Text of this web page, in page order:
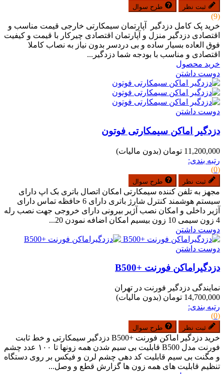
ثبت نظر طرح سوال
(9)
خرید پک کامل دزدگیر آپارتمان سیمکارتی خارجی قیمت مناسب و
اقتصادی دزدگیر منزل و آپارتمان اقتصادی چیرکار با قیمت و کیفیت
فوق العاده بسیار ساده و بی دردسر بدون نیاز به نصاب کاملا
اقتصادی و مناسب با بودجه شما دزدگیر...
خرید محصول
دوست داشتن
دوست داشتن
دزدگیر اماکن سیمکارتی فوتون
11,200,000 تومان
(بدون مالیات)
رتبه بندی:
(0)
ثبت نظر طرح سوال
مجهز به تلفن کننده سیمکارتی امکان اتصال باتری بک اپ دارای
سیستم هوشمند کنترل شارژ باتری دارای 6 حافظه تماس دارای
آژیر داخلی و امکان نصب آژیر بیرونی دارای خروجی جهت نصب رله
4 زون سیمی 10 زون بیسیم امکان اضافه نمودن 20...
دوست داشتن
دوست داشتن
دزدگیراماکن فورنت +B500
نمایندگی دزدگیر فورنت در تهران
14,700,000 تومان
(بدون مالیات)
رتبه بندی:
(0)
ثبت نظر طرح سوال
خرید دزدگیر اماکن فورنت +B500 دزدگیر سیمکارتی و خط ثابت
فورنت مدل B500 قابلیت بی سیم شدن همه زونها تا ۱۰۰ عدد چشم
و مگنت بی سیم قابلیت کد دهی چشم لرن و فیکس بر روی دستگاه
تنظیم قابلیت های همه زون ها گزارش قطع و وصل...